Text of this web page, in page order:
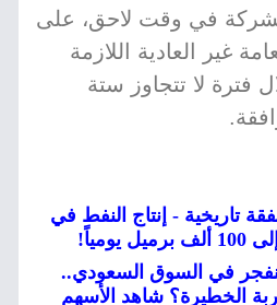
في وقت لاحق، على
غير العادية اللازمة
فترة لا تتجاوز ستة
تاريخية - إنتاج النفط في
في السوق السعودي..
الخطيرة؟ شاهد الأسهم